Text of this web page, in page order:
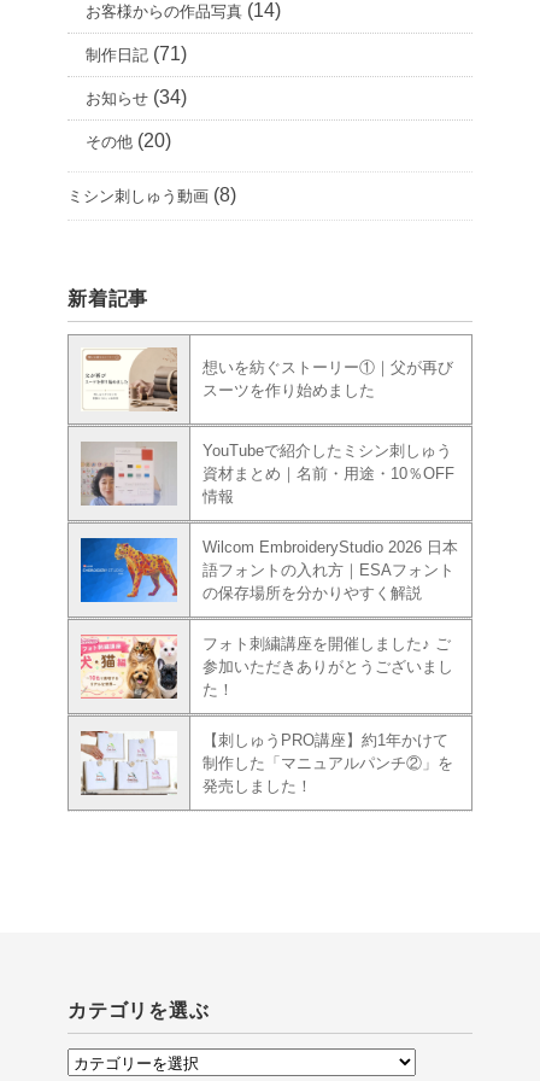
お客様からの作品写真 (14)
制作日記 (71)
お知らせ (34)
その他 (20)
ミシン刺しゅう動画 (8)
新着記事
想いを紡ぐストーリー①｜父が再び
スーツを作り始めました
YouTubeで紹介したミシン刺しゅう
資材まとめ｜名前・用途・10％OFF
情報
Wilcom EmbroideryStudio 2026 日本
語フォントの入れ方｜ESAフォント
の保存場所を分かりやすく解説
フォト刺繍講座を開催しました♪ ご
参加いただきありがとうございまし
た！
【刺しゅうPRO講座】約1年かけて
制作した「マニュアルパンチ②」を
発売しました！
カテゴリを選ぶ
カ